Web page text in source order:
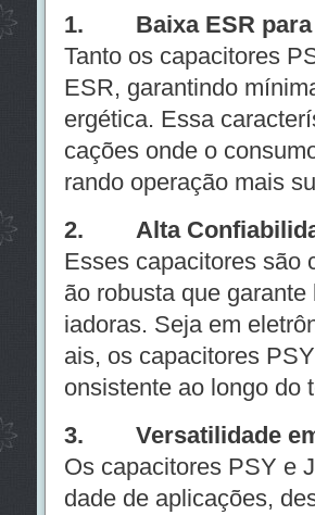
1. Baixa ESR para
Tanto os capacitores
ESR, garantindo
ergética. Essa
cações onde o
rando operação mais
2. Alta
Esses capacitores são
ão robusta que
iadoras. Seja em
ais, os capacitores
onsistente ao longo do
3. Versatilidade em
Os capacitores PSY e
dade de aplicações,